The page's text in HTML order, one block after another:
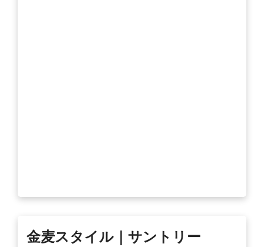
金麦スタイル｜サントリー